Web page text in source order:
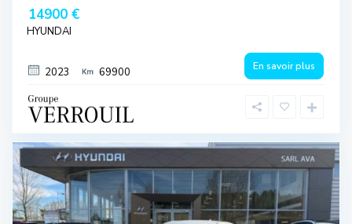
14900 €
HYUNDAI
2023 69900 En savoir plus